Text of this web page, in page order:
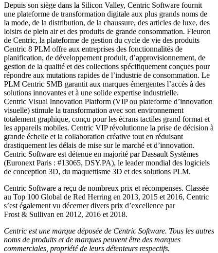
Depuis son siège dans la Silicon Valley, Centric Software fournit
une plateforme de transformation digitale aux plus grands noms de
la mode, de la distribution, de la chaussure, des articles de luxe, des
loisirs de plein air et des produits de grande consommation. Fleuron
de Centric, la plateforme de gestion du cycle de vie des produits
Centric 8 PLM offre aux entreprises des fonctionnalités de
planification, de développement produit, d’approvisionnement, de
gestion de la qualité et des collections spécifiquement conçues pour
répondre aux mutations rapides de l’industrie de consommation. Le
PLM Centric SMB garantit aux marques émergentes l’accès à des
solutions innovantes et à une solide expertise industrielle.
Centric Visual Innovation Platform (VIP ou plateforme d’innovation
visuelle) stimule la transformation avec son environnement
totalement graphique, conçu pour les écrans tactiles grand format et
les appareils mobiles. Centric VIP révolutionne la prise de décision à
grande échelle et la collaboration créative tout en réduisant
drastiquement les délais de mise sur le marché et d’innovation.
Centric Software est détenue en majorité par Dassault Systèmes
(Euronext Paris : #13065, DSY.PA), le leader mondial des logiciels
de conception 3D, du maquettisme 3D et des solutions PLM.
Centric Software a reçu de nombreux prix et récompenses. Classée
au Top 100 Global de Red Herring en 2013, 2015 et 2016, Centric
s’est également vu décerner divers prix d’excellence par
Frost & Sullivan en 2012, 2016 et 2018.
Centric est une marque déposée de Centric Software. Tous les autres
noms de produits et de marques peuvent être des marques
commerciales, propriété de leurs détenteurs respectifs.